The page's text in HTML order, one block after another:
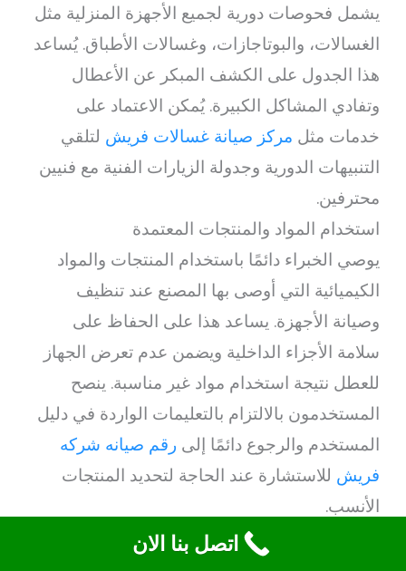
يشمل فحوصات دورية لجميع الأجهزة المنزلية مثل
الغسالات، والبوتاجازات، وغسالات الأطباق. يُساعد
هذا الجدول على الكشف المبكر عن الأعطال
وتفادي المشاكل الكبيرة. يُمكن الاعتماد على
خدمات مثل مركز صيانة غسالات فريش لتلقي
التنبيهات الدورية وجدولة الزيارات الفنية مع فنيين
محترفين.
استخدام المواد والمنتجات المعتمدة
يوصي الخبراء دائمًا باستخدام المنتجات والمواد
الكيميائية التي أوصى بها المصنع عند تنظيف
وصيانة الأجهزة. يساعد هذا على الحفاظ على
سلامة الأجزاء الداخلية ويضمن عدم تعرض الجهاز
للعطل نتيجة استخدام مواد غير مناسبة. ينصح
المستخدمون بالالتزام بالتعليمات الواردة في دليل
المستخدم والرجوع دائمًا إلى رقم صيانه شركه
فريش للاستشارة عند الحاجة لتحديد المنتجات
الأنسب.
تدريب وتوعية أفراد الأسرةاتصل بنا الان